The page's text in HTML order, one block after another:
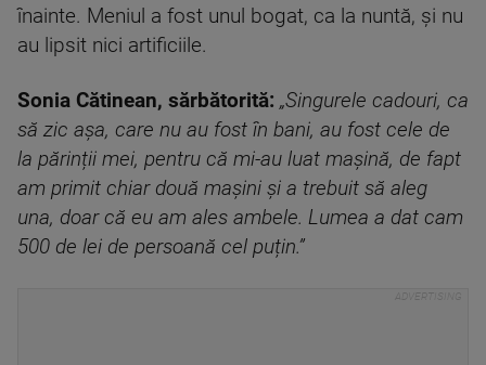
înainte. Meniul a fost unul bogat, ca la nuntă, și nu
au lipsit nici artificiile.
Sonia Cătinean, sărbătorită: „Singurele cadouri, ca
să zic așa, care nu au fost în bani, au fost cele de
la părinții mei, pentru că mi-au luat mașină, de fapt
am primit chiar două mașini și a trebuit să aleg
una, doar că eu am ales ambele. Lumea a dat cam
500 de lei de persoană cel puțin.”